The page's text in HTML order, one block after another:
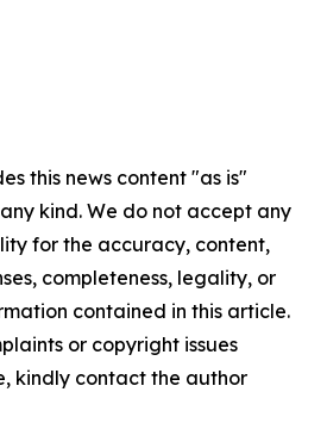
this news content "as is"
kind. We do not accept any
for the accuracy, content,
completeness, legality, or
contained in this article.
or copyright issues
kindly contact the author